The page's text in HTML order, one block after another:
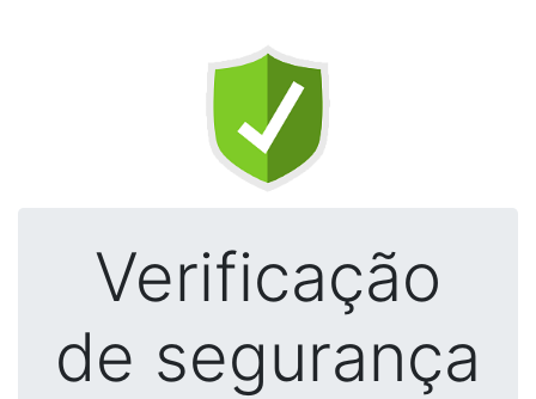
Verificação
de segurança